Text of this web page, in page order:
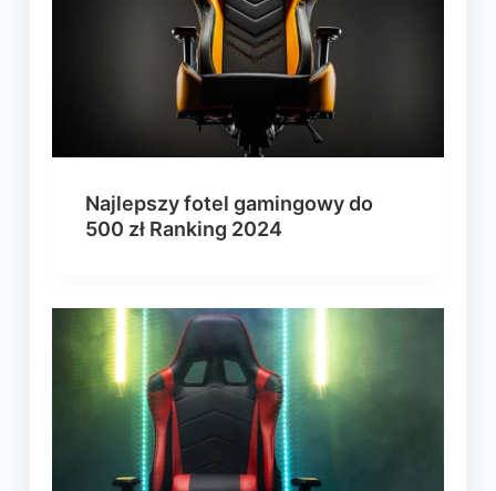
Najlepszy fotel gamingowy do
500 zł Ranking 2024